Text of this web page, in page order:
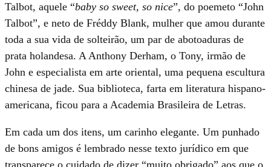
Talbot, aquele “baby so sweet, so nice”, do poemeto “John
Talbot”, e neto de Fréddy Blank, mulher que amou durante
toda a sua vida de solteirão, um par de abotoaduras de
prata holandesa. A Anthony Derham, o Tony, irmão de
John e especialista em arte oriental, uma pequena escultura
chinesa de jade. Sua biblioteca, farta em literatura hispano-
americana, ficou para a Academia Brasileira de Letras.
Em cada um dos itens, um carinho elegante. Um punhado
de bons amigos é lembrado nesse texto jurídico em que